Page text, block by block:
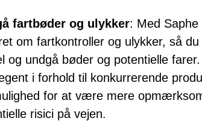
fartbøder og ulykker: Med
om fartkontroller og ulykker, så
og undgå bøder og potentielle
i forhold til konkurrerende
for at være mere
risici på vejen.